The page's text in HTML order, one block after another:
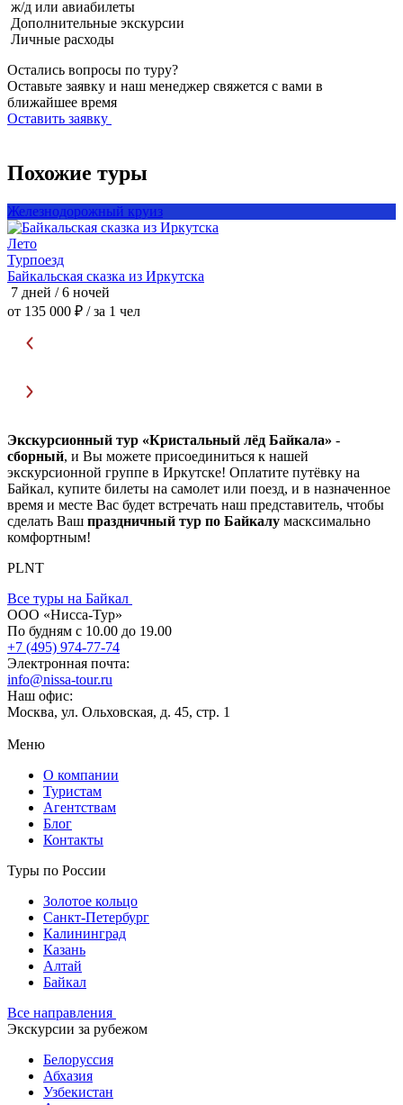
ж/д или авиабилеты
Дополнительные экскурсии
Личные расходы
Остались вопросы по туру?
Оставьте заявку и наш менеджер свяжется с вами в
ближайшее время
Оставить заявку
Похожие туры
Железнодорожный круиз
Лето
Турпоезд
Байкальская сказка из Иркутска
7 дней / 6 ночей
от 135 000 ₽ / за 1 чел
Экскурсионный тур «Кристальный лёд Байкала» -
сборный, и Вы можете присоединиться к нашей
экскурсионной группе в Иркутске! Оплатите путёвку на
Байкал, купите билеты на самолет или поезд, и в назначенное
время и месте Вас будет встречать наш представитель, чтобы
сделать Ваш праздничный тур по Байкалу масксимально
комфортным!
PLNT
Все туры на Байкал
ООО «Нисса-Тур»
По будням с 10.00 до 19.00
+7 (495) 974-77-74
Электронная почта:
info@nissa-tour.ru
Наш офис:
Москва, ул. Ольховская, д. 45, стр. 1
Меню
О компании
Туристам
Агентствам
Блог
Контакты
Туры по России
Золотое кольцо
Санкт-Петербург
Калининград
Казань
Алтай
Байкал
Все направления
Экскурсии за рубежом
Белоруссия
Абхазия
Узбекистан